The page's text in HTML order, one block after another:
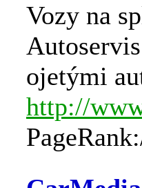
Vozy na
ojetými
http://